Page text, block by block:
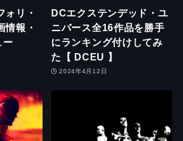
ォリ・
情報・
ー
DCエクステンデッド・ユ
ニバース全16作品を勝手
にランキング付けしてみ
た【 DCEU 】
2024年4月12日